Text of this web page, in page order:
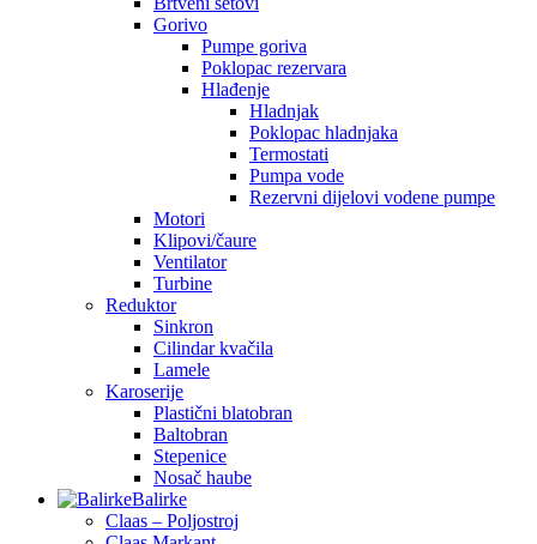
Gorivo
Pumpe goriva
Poklopac rezervara
Hlađenje
Hladnjak
Poklopac hladnjaka
Termostati
Pumpa vode
Rezervni dijelovi vodene pumpe
Motori
Klipovi/čaure
Ventilator
Turbine
Reduktor
Sinkron
Cilindar kvačila
Lamele
Karoserije
Plastični blatobran
Baltobran
Stepenice
Nosač haube
Balirke
Claas – Poljostroj